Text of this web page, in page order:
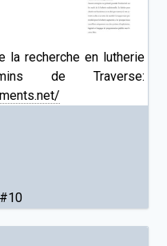
la recherche en lutherie
de Traverse: